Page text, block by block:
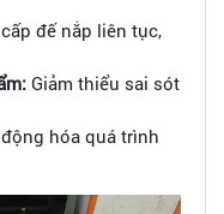
đế nắp liên tục,
Giảm thiểu sai sót
hóa quá trình